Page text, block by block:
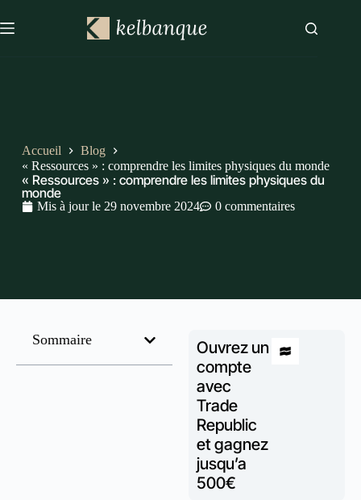
Accueil
Blog
« Ressources » : comprendre les limites physiques du monde
« Ressources » : comprendre les limites physiques du
monde
Mis à jour le 29 novembre 2024 0 commentaires
Sommaire
Ouvrez un
compte
avec
Trade
Republic
et gagnez
jusqu’a
500€